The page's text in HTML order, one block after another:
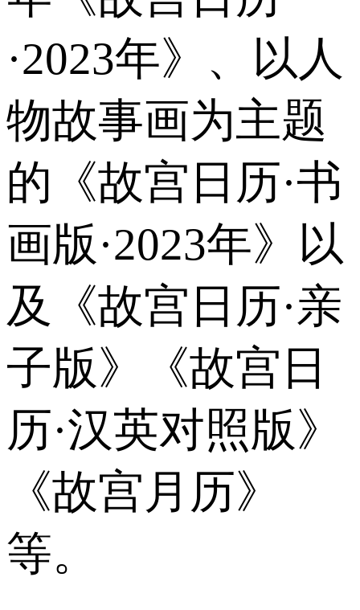
·2023年》、以人
物故事画为主题
的《故宫日历·书
画版·2023年》以
及《故宫日历·亲
子版》《故宫日
历·汉英对照版》
《故宫月历》
等。